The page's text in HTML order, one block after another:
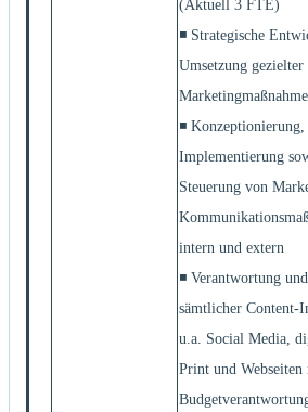
(Aktuell 3 FTE)
◾ Strategische
Umsetzung gezielter
◾ Konzeptionierung,
Implementierung
Steuerung von
intern und extern
◾ Verantwortung
sämtlicher Content-
u.a. Social Media,
Print und